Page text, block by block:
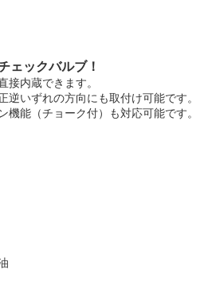
ェックバルブ！
接内蔵できます。
逆いずれの方向にも取付け可能です。
機能（チョーク付）も対応可能です。